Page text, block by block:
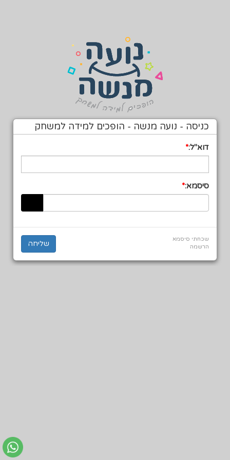
כניסה - נועה מנשה - הופכים למידה למשחק
דוא"ל:
סיסמא:
שכחתי סיסמא
הרשמה